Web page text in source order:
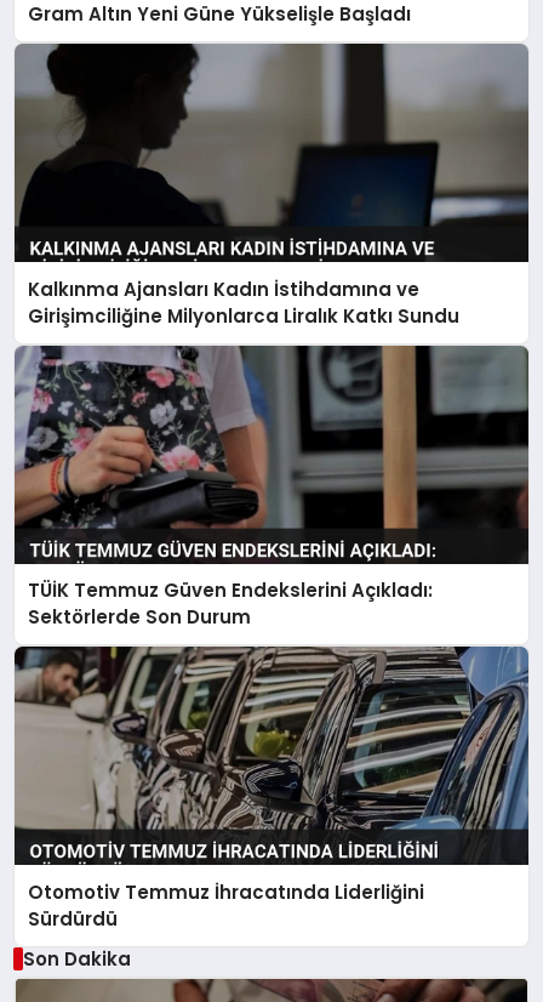
Gram Altın Yeni Güne Yükselişle Başladı
Kalkınma Ajansları Kadın İstihdamına ve
Girişimciliğine Milyonlarca Liralık Katkı Sundu
TÜİK Temmuz Güven Endekslerini Açıkladı:
Sektörlerde Son Durum
Otomotiv Temmuz İhracatında Liderliğini
Sürdürdü
Son Dakika